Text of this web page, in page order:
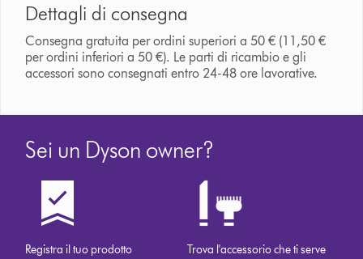
Dettagli di consegna
Consegna gratuita per ordini superiori a 50 € (11,50 €
per ordini inferiori a 50 €). Le parti di ricambio e gli
accessori sono consegnati entro 24-48 ore lavorative.
Sei un Dyson owner?
Registra il tuo prodotto Trova l'accessorio che ti serve